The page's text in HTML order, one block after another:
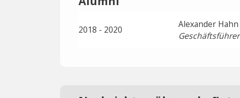
2018 - 2020
Alexander Hahn
Geschäftsführer